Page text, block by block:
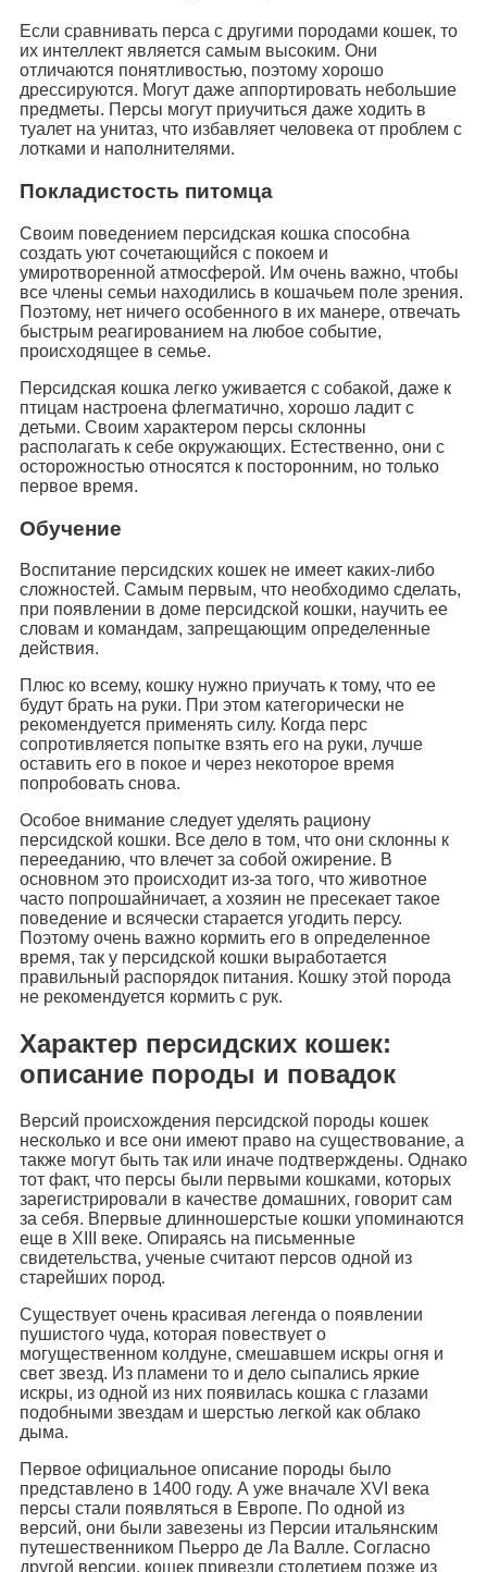
Если сравнивать перса с другими породами кошек, то
их интеллект является самым высоким. Они
отличаются понятливостью, поэтому хорошо
дрессируются. Могут даже аппортировать небольшие
предметы. Персы могут приучиться даже ходить в
туалет на унитаз, что избавляет человека от проблем с
лотками и наполнителями.
Покладистость питомца
Своим поведением персидская кошка способна
создать уют сочетающийся с покоем и
умиротворенной атмосферой. Им очень важно, чтобы
все члены семьи находились в кошачьем поле зрения.
Поэтому, нет ничего особенного в их манере, отвечать
быстрым реагированием на любое событие,
происходящее в семье.
Персидская кошка легко уживается с собакой, даже к
птицам настроена флегматично, хорошо ладит с
детьми. Своим характером персы склонны
располагать к себе окружающих. Естественно, они с
осторожностью относятся к посторонним, но только
первое время.
Обучение
Воспитание персидских кошек не имеет каких-либо
сложностей. Самым первым, что необходимо сделать,
при появлении в доме персидской кошки, научить ее
словам и командам, запрещающим определенные
действия.
Плюс ко всему, кошку нужно приучать к тому, что ее
будут брать на руки. При этом категорически не
рекомендуется применять силу. Когда перс
сопротивляется попытке взять его на руки, лучше
оставить его в покое и через некоторое время
попробовать снова.
Особое внимание следует уделять рациону
персидской кошки. Все дело в том, что они склонны к
перееданию, что влечет за собой ожирение. В
основном это происходит из-за того, что животное
часто попрошайничает, а хозяин не пресекает такое
поведение и всячески старается угодить персу.
Поэтому очень важно кормить его в определенное
время, так у персидской кошки выработается
правильный распорядок питания. Кошку этой порода
не рекомендуется кормить с рук.
Характер персидских кошек:
описание породы и повадок
Версий происхождения персидской породы кошек
несколько и все они имеют право на существование, а
также могут быть так или иначе подтверждены. Однако
тот факт, что персы были первыми кошками, которых
зарегистрировали в качестве домашних, говорит сам
за себя. Впервые длинношерстые кошки упоминаются
еще в ХІІІ веке. Опираясь на письменные
свидетельства, ученые считают персов одной из
старейших пород.
Существует очень красивая легенда о появлении
пушистого чуда, которая повествует о
могущественном колдуне, смешавшем искры огня и
свет звезд. Из пламени то и дело сыпались яркие
искры, из одной из них появилась кошка с глазами
подобными звездам и шерстью легкой как облако
дыма.
Первое официальное описание породы было
представлено в 1400 году. А уже вначале XVI века
персы стали появляться в Европе. По одной из
версий, они были завезены из Персии итальянским
путешественником Пьерро де Ла Валле. Согласно
другой версии, кошек привезли столетием позже из